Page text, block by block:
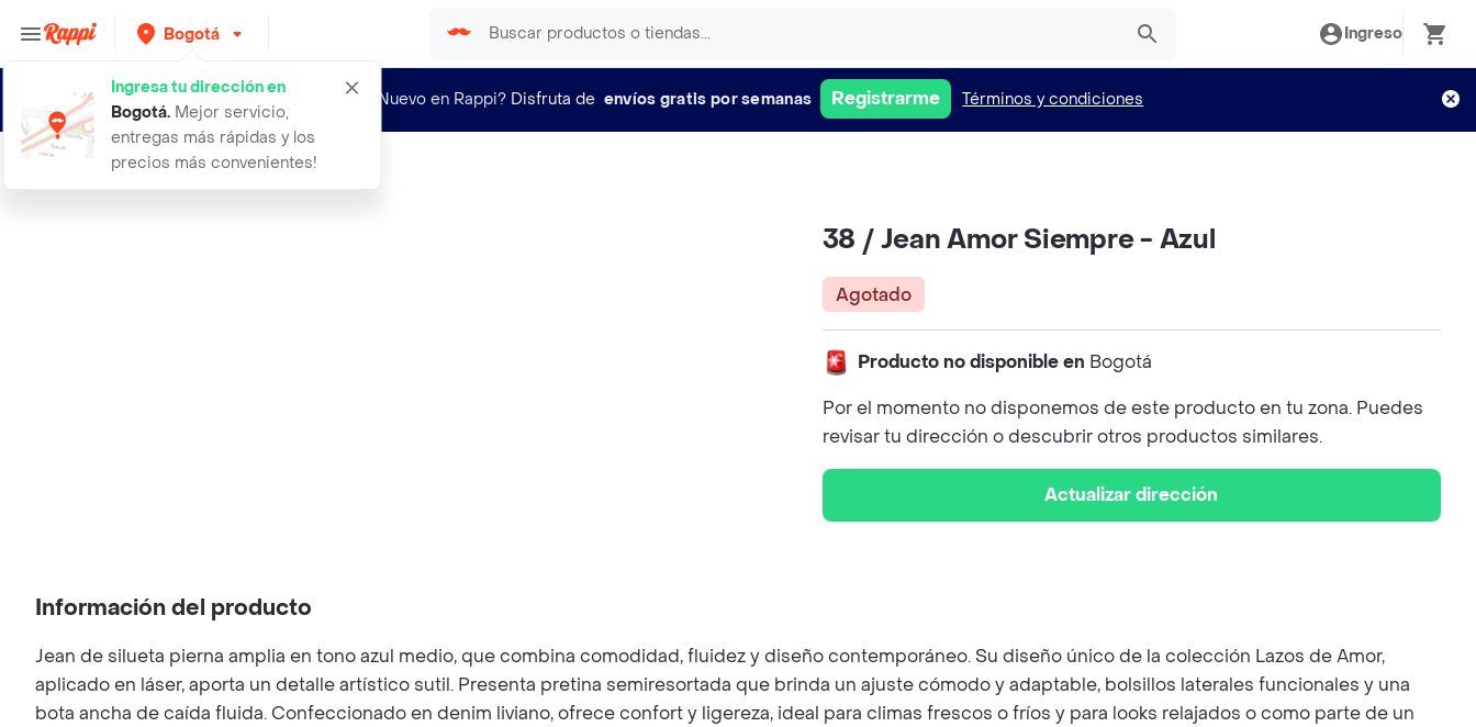
Bogotá
Ingresa tu dirección en
Bogotá. Mejor servicio,
entregas más rápidas y los
precios más convenientes!
Ingreso
¿Nuevo en Rappi? Disfruta de envíos gratis por semanas Registrarme Términos y condiciones
38 jean amor siempre azul
38 / Jean Amor Siempre - Azul
Agotado
Producto no disponible en Bogotá
Por el momento no disponemos de este producto en tu zona. Puedes
revisar tu dirección o descubrir otros productos similares.
Actualizar dirección
Información del producto
Jean de silueta pierna amplia en tono azul medio, que combina comodidad, fluidez y diseño contemporáneo. Su diseño único de la colección Lazos de Amor,
aplicado en láser, aporta un detalle artístico sutil. Presenta pretina semiresortada que brinda un ajuste cómodo y adaptable, bolsillos laterales funcionales y una
bota ancha de caída fluida. Confeccionado en denim liviano, ofrece confort y ligereza, ideal para climas frescos o fríos y para looks relajados o como parte de un